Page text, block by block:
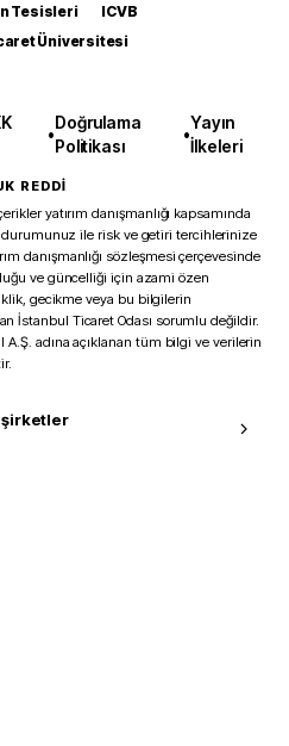
Tesisleri
ICVB
Üniversitesi
•
Doğrulama
Politikası
•
Yayın
İlkeleri
REDDİ
yatırım danışmanlığı kapsamında
durumunuz ile risk ve getiri tercihlerinize
danışmanlığı sözleşmesi çerçevesinde
ve güncelliği için azami özen
gecikme veya bu bilgilerin
İstanbul Ticaret Odası sorumlu değildir.
adına açıklanan tüm bilgi ve verilerin
şirketler